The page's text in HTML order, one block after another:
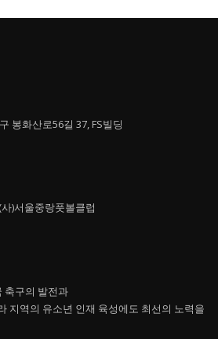
봉화산로56길 37, FS빌딩
)서울중랑풋볼클럽
축구의 발전과
지역의 유소년 인재 육성에도 최선의 노력을